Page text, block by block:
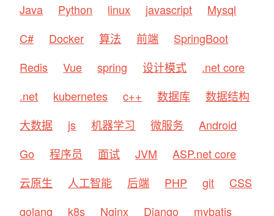
Java
Python linux javascript
Mysql
C#
Docker 算法 前端
SpringBoot
Redis
Vue spring 设计模式
.net core
.net
kubernetes c++ 数据库
数据结构
大数据
js 机器学习 微服务
Android
Go
程序员 面试 JVM
ASP.net core
云原生
人工智能 后端 PHP git
CSS
golang
k8s Nginx Django
mybatis